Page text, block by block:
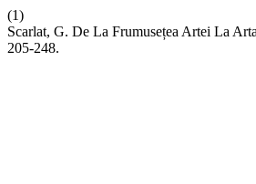
(1)
Scarlat, G. De La Frumusețea Artei La
205-248.